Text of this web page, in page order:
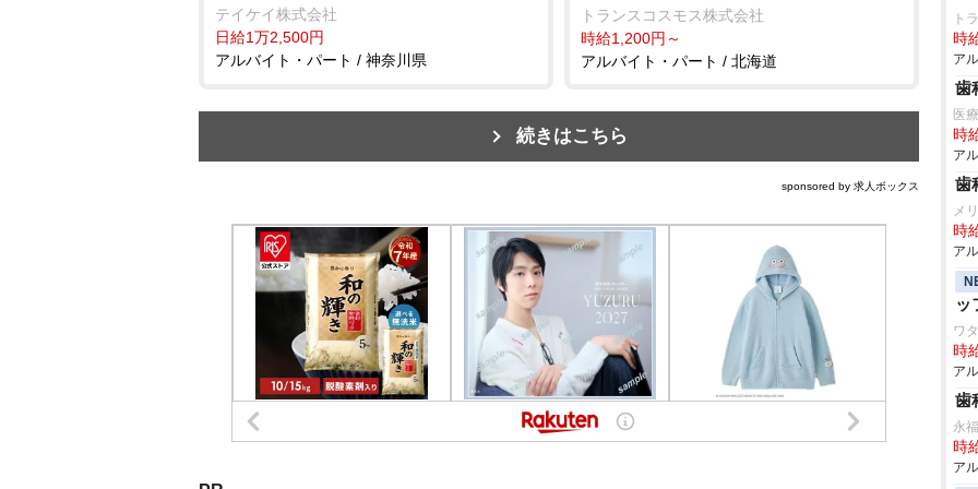
テイケイ株式会社
日給1万2,500円
アルバイト・パート / 神奈川県
トランスコスモス株式会社
時給1,200円～
アルバイト・パート / 北海道
続きはこちら
sponsored by 求人ボックス
ト
時
ア
歯
医
時
ア
歯
メ
時
ア
ッ
ワ
時
ア
歯
永
時
ア